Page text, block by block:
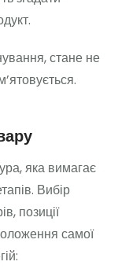
стане не
яка вимагає
Вибір
позиції
самої